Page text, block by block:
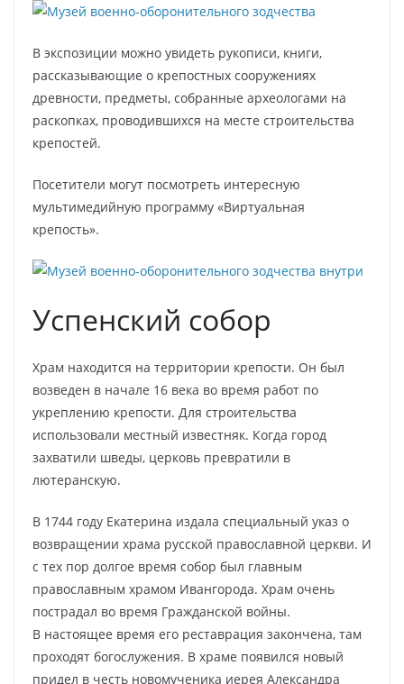
В экспозиции можно увидеть рукописи, книги,
рассказывающие о крепостных сооружениях
древности, предметы, собранные археологами на
раскопках, проводившихся на месте строительства
крепостей.
Посетители могут посмотреть интересную
мультимедийную программу «Виртуальная
крепость».
Успенский собор
Храм находится на территории крепости. Он был
возведен в начале 16 века во время работ по
укреплению крепости. Для строительства
использовали местный известняк. Когда город
захватили шведы, церковь превратили в
лютеранскую.
В 1744 году Екатерина издала специальный указ о
возвращении храма русской православной церкви. И
с тех пор долгое время собор был главным
православным храмом Ивангорода. Храм очень
пострадал во время Гражданской войны.
В настоящее время его реставрация закончена, там
проходят богослужения. В храме появился новый
придел в честь новомученика иерея Александра